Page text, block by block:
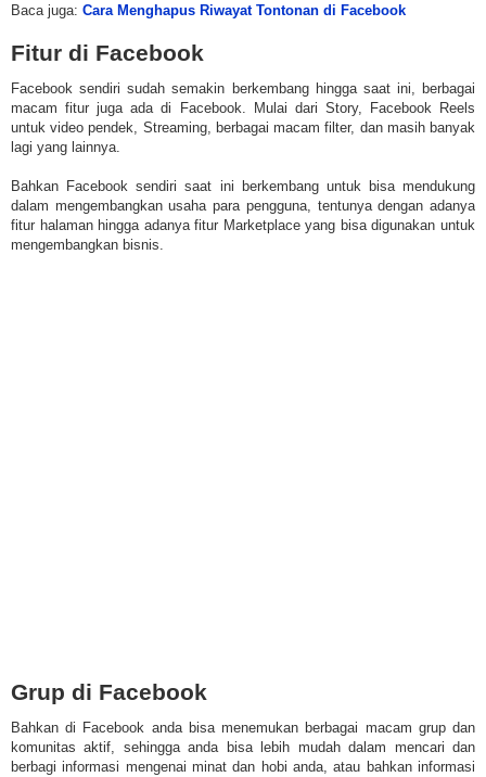
Baca juga: Cara Menghapus Riwayat Tontonan di Facebook
Fitur di Facebook
Facebook sendiri sudah semakin berkembang hingga saat ini, berbagai
macam fitur juga ada di Facebook. Mulai dari Story, Facebook Reels
untuk video pendek, Streaming, berbagai macam filter, dan masih banyak
lagi yang lainnya.
Bahkan Facebook sendiri saat ini berkembang untuk bisa mendukung
dalam mengembangkan usaha para pengguna, tentunya dengan adanya
fitur halaman hingga adanya fitur Marketplace yang bisa digunakan untuk
mengembangkan bisnis.
Grup di Facebook
Bahkan di Facebook anda bisa menemukan berbagai macam grup dan
komunitas aktif, sehingga anda bisa lebih mudah dalam mencari dan
berbagi informasi mengenai minat dan hobi anda, atau bahkan informasi